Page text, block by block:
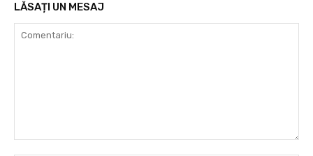
LĂSAȚI UN MESAJ